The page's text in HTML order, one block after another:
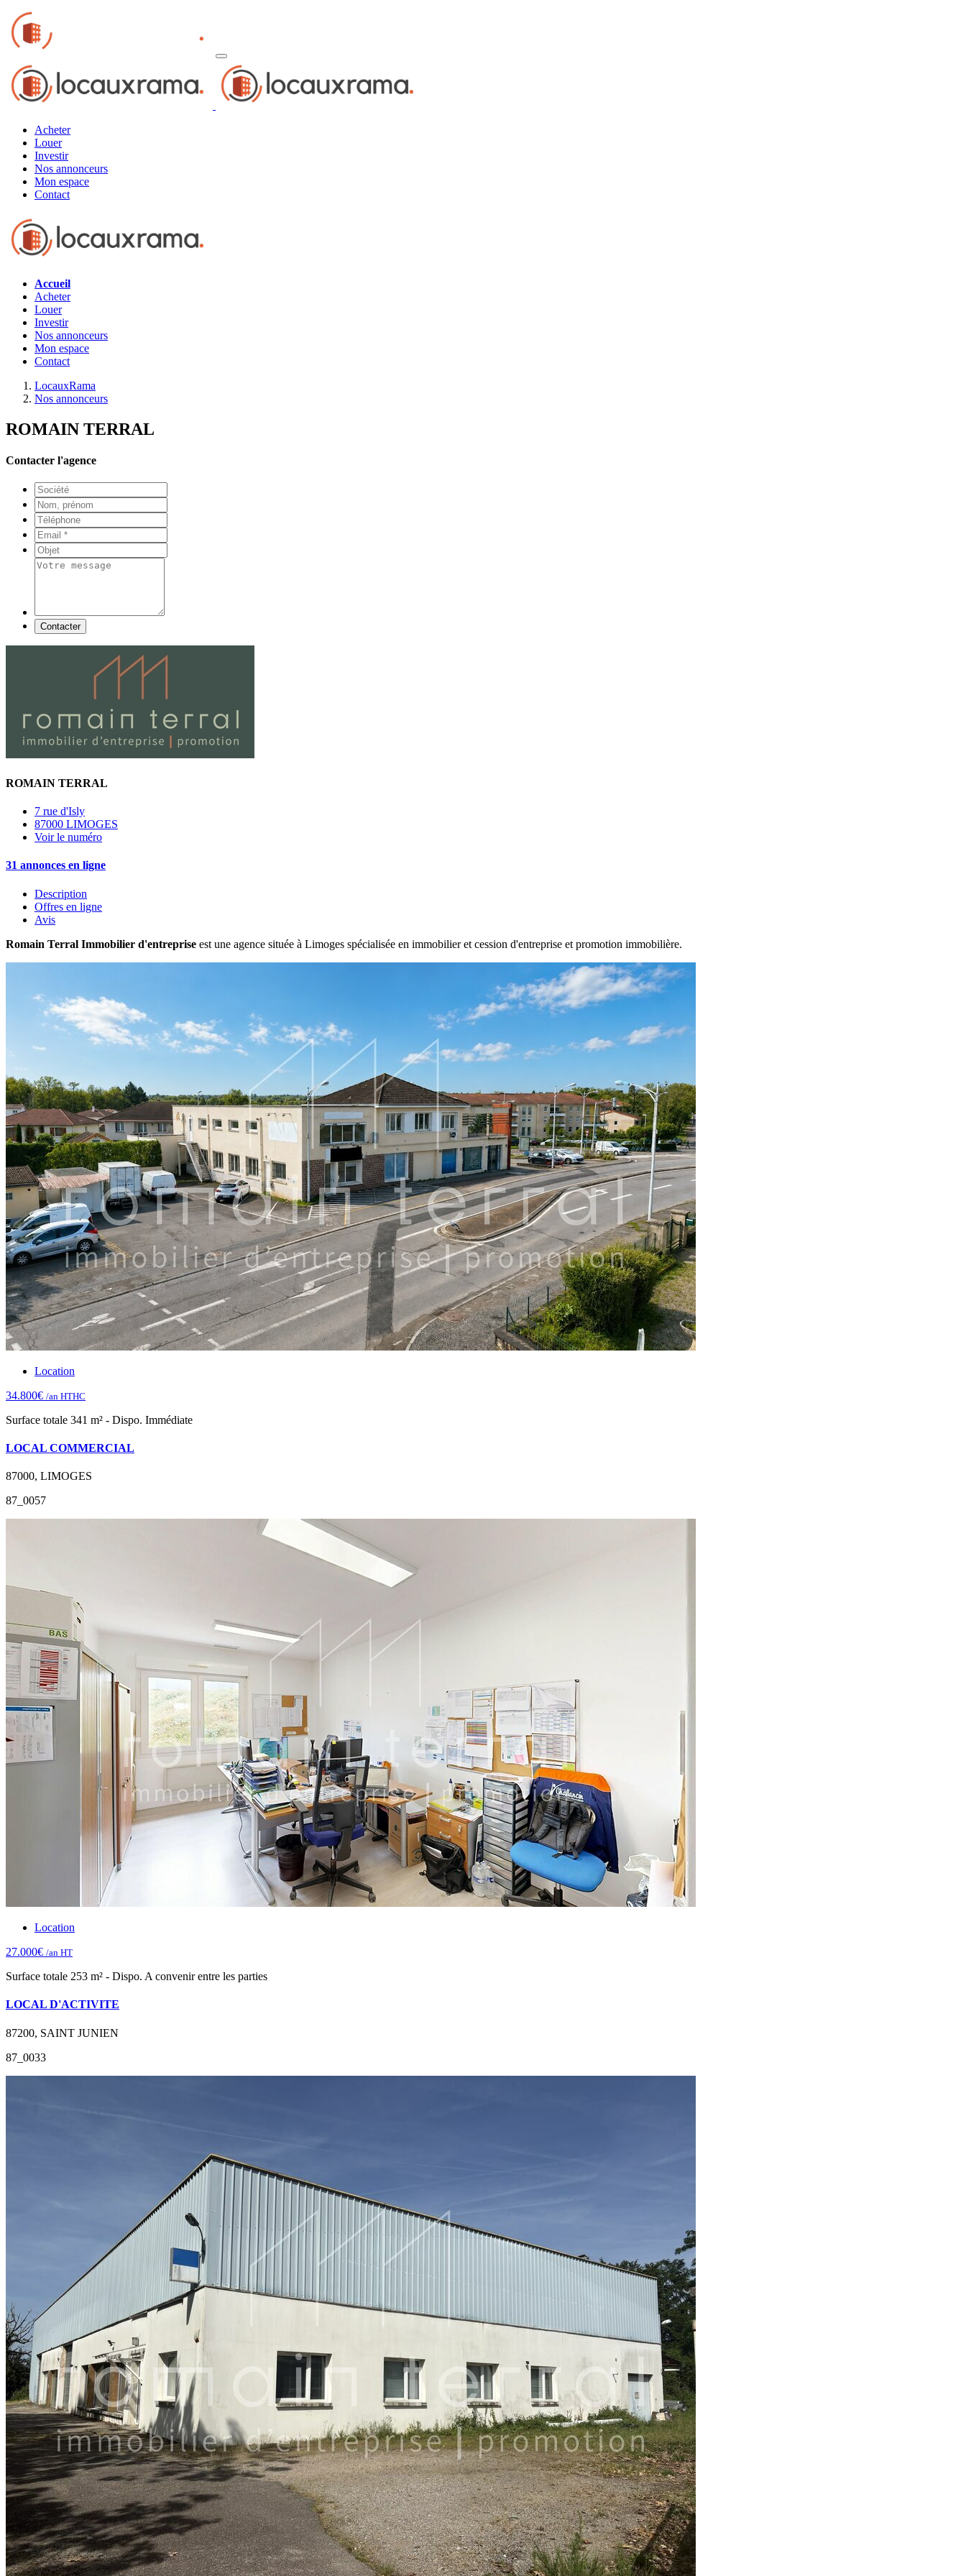
Acheter
Louer
Investir
Nos annonceurs
Mon espace
Contact
Accueil
Acheter
Louer
Investir
Nos annonceurs
Mon espace
Contact
LocauxRama
Nos annonceurs
ROMAIN TERRAL
Contacter l'agence
Contacter
ROMAIN TERRAL
7 rue d'Isly
87000 LIMOGES
Voir le numéro
31 annonces en ligne
Description
Offres en ligne
Avis
Romain Terral Immobilier d'entreprise est une agence située à Limoges spécialisée en immobilier et cession d'entreprise et promotion immobilière.
Location
34.800€ /an HTHC
Surface totale 341 m² - Dispo. Immédiate
LOCAL COMMERCIAL
87000, LIMOGES
87_0057
Location
27.000€ /an HT
Surface totale 253 m² - Dispo. A convenir entre les parties
LOCAL D'ACTIVITE
87200, SAINT JUNIEN
87_0033